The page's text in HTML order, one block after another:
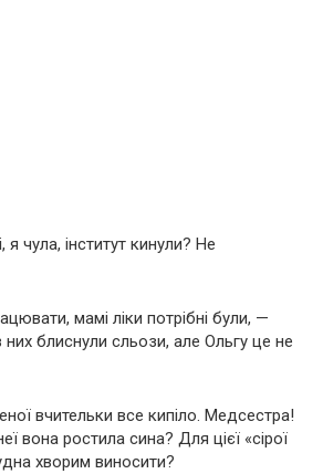
чула, інститут кинули? Не
мамі ліки потрібні були, —
них блиснули сльози, але Ольгу це не
вчительки все кипіло. Медсестра!
вона ростила сина? Для цієї «сірої
хворим виносити?